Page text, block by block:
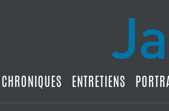
CHRONIQUES ENTRETIENS